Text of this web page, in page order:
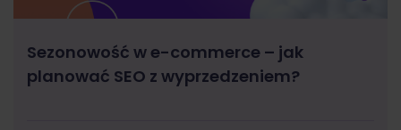
Sezonowość w e-commerce – jak
planować SEO z wyprzedzeniem?